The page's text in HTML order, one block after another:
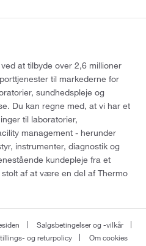
at tilbyde over 2,6 millioner
til markederne for
sundhedspleje og
Du kan regne med, at vi har et
til laboratorier,
management - herunder
instrumenter, diagnostik og
kundepleje fra et
af at være en del af Thermo
Salgsbetingelser og -vilkår
og returpolicy
Om cookies